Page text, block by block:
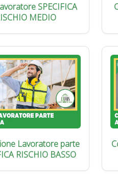
SPECIFICA
MEDIO
Lavoratore parte
RISCHIO BASSO